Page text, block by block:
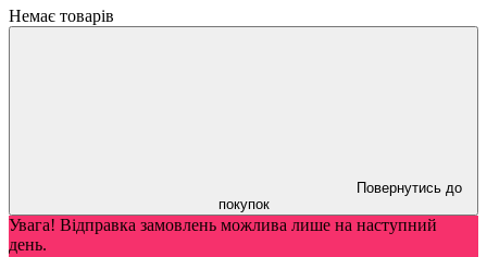
Немає товарів
Повернутись до
покупок
Увага! Відправка замовлень можлива лише на наступний
день.